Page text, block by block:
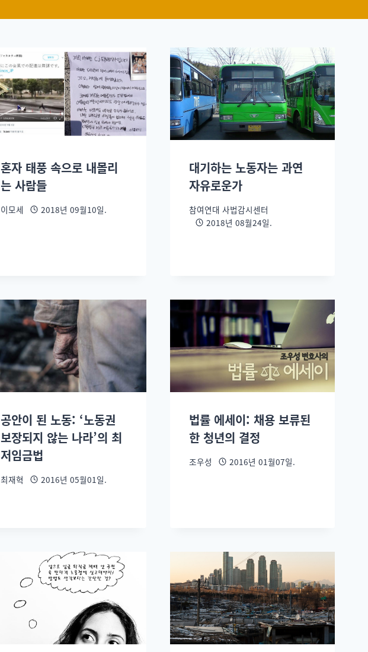
혼자 태풍 속으로 내몰리
는 사람들
이모세 2018년 09월10일.
대기하는 노동자는 과연
자유로운가
참여연대 사법감시센터
2018년 08월24일.
공안이 된 노동: ‘노동권
보장되지 않는 나라’의 최
저임금법
최재혁 2016년 05월01일.
법률 에세이: 채용 보류된
한 청년의 결정
조우성 2016년 01월07일.